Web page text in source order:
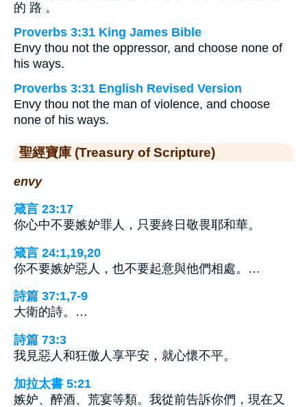
的 路 。
Proverbs 3:31 King James Bible
Envy thou not the oppressor, and choose none of
his ways.
Proverbs 3:31 English Revised Version
Envy thou not the man of violence, and choose
none of his ways.
聖經寶庫 (Treasury of Scripture)
envy
箴言 23:17
你心中不要嫉妒罪人，只要終日敬畏耶和華。
箴言 24:1,19,20
你不要嫉妒惡人，也不要起意與他們相處。…
詩篇 37:1,7-9
大衛的詩。…
詩篇 73:3
我見惡人和狂傲人享平安，就心懷不平。
加拉太書 5:21
嫉妒、醉酒、荒宴等類。我從前告訴你們，現在又